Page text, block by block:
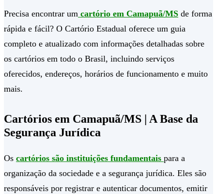
Precisa encontrar um cartório em Camapuã/MS de forma
rápida e fácil? O Cartório Estadual oferece um guia
completo e atualizado com informações detalhadas sobre
os cartórios em todo o Brasil, incluindo serviços
oferecidos, endereços, horários de funcionamento e muito
mais.
Cartórios em Camapuã/MS | A Base da
Segurança Jurídica
Os cartórios são instituições fundamentais para a
organização da sociedade e a segurança jurídica. Eles são
responsáveis por registrar e autenticar documentos, emitir